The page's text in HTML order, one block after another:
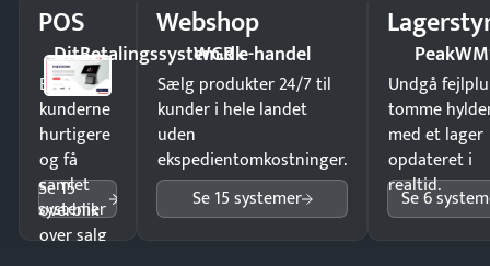
POS
DitBetalingssystem.dk
Ekspedér
kunderne
hurtigere
og få
samlet
overblik
over salg
Se 15
systemer
Webshop
WGR e-handel
Sælg produkter 24/7 til
kunder i hele landet
uden
ekspedientomkostninger.
Se 15 systemer
Undgå
tomme
med et lager
opdateret i
realtid.
Se 6